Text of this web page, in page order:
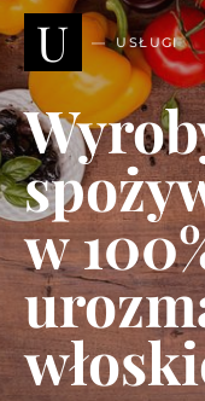
U USŁUGI
w